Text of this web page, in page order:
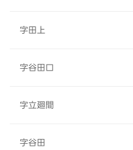
字田上
字谷田口
字立廻間
字谷田